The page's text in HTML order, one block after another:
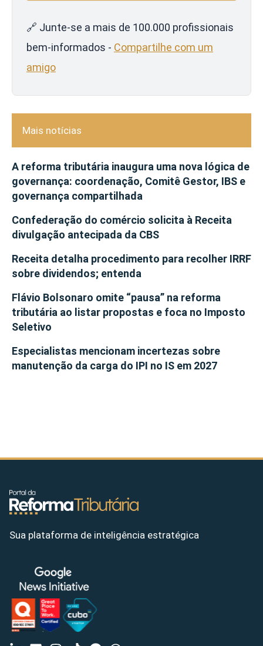
🔗 Junte-se a mais de 100.000 profissionais
bem-informados - Compartilhe com um
amigo
Mais notícias
A reforma tributária inaugura uma nova lógica de
governança: coordenação, Comitê Gestor, IBS e
governança compartilhada
Confederação do comércio solicita à Receita
divulgação antecipada da CBS
Receita detalha procedimento para recolher IRRF
sobre dividendos; entenda
Flávio Bolsonaro omite “pausa” na reforma
tributária ao listar propostas e foca no Imposto
Seletivo
Especialistas mencionam incertezas sobre
manutenção da carga do IPI no IS em 2027
Sua plataforma de inteligência estratégica